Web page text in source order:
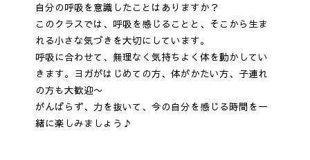
自分の呼吸を意識したことはありますか？
このクラスでは、呼吸を感じることと、そこから生ま
れる小さな気づきを大切にしています。
呼吸に合わせて、無理なく気持ちよく体を動かしてい
きます。ヨガがはじめての方、体がかたい方、子連れ
の方も大歓迎〜
がんばらず、力を抜いて、今の自分を感じる時間を一
緒に楽しみましょう♪